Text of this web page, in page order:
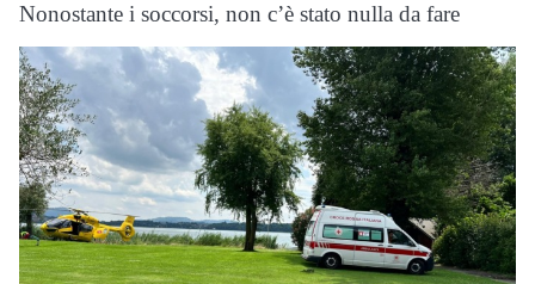
Nonostante i soccorsi, non c’è stato nulla da fare